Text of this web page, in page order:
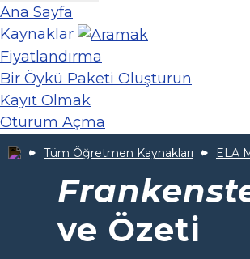
Ana Sayfa
Kaynaklar
Fiyatlandırma
Bir Öykü Paketi Oluşturun
Kayıt Olmak
Oturum Açma
Tüm Öğretmen Kaynakları ELA
ve Özeti